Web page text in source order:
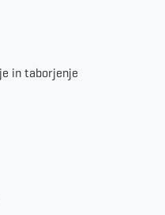
in taborjenje